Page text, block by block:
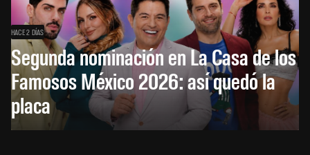
HACE 2 DÍAS
Segunda nominación en La Casa de los
Famosos México 2026: así quedó la
placa